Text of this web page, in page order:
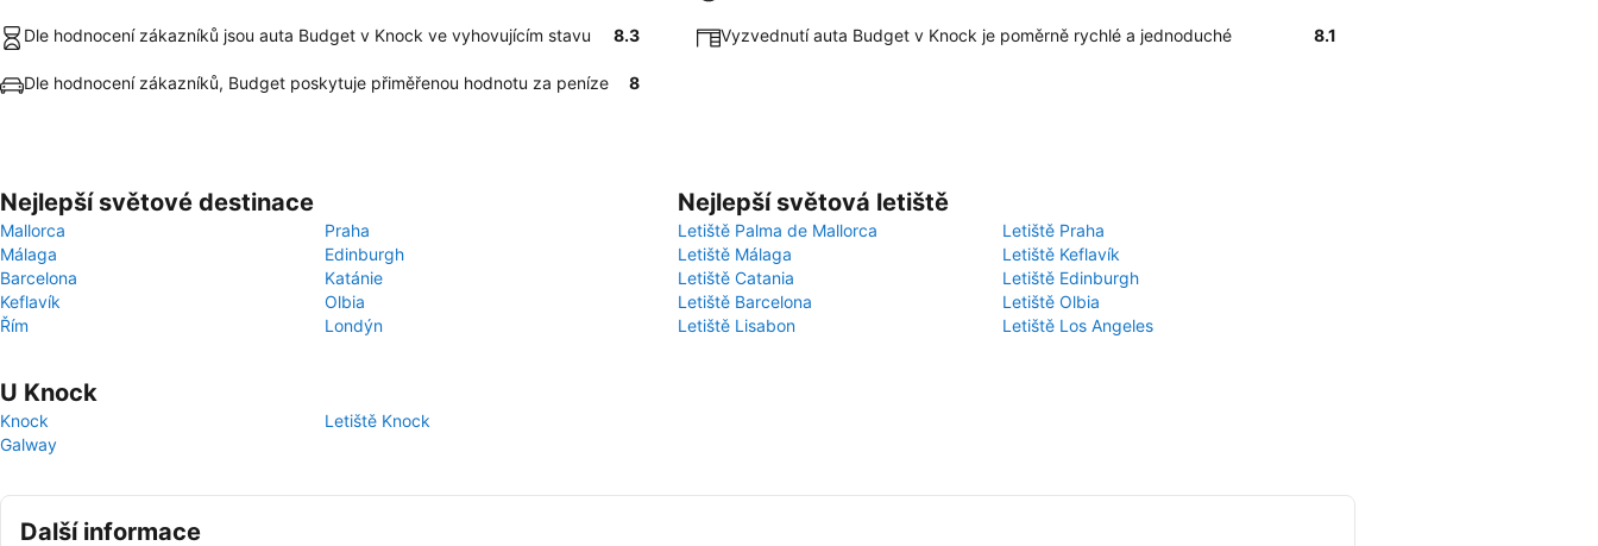
Dle hodnocení zákazníků jsou auta Budget v Knock ve vyhovujícím stavu 8.3 Vyzvednutí auta Budget v Knock je poměrně rychlé a jednoduché 8.1
Dle hodnocení zákazníků, Budget poskytuje přiměřenou hodnotu za peníze 8
Nejlepší světové destinace
Mallorca
Praha
Málaga
Edinburgh
Barcelona
Katánie
Keflavík
Olbia
Řím
Londýn
Nejlepší světová letiště
Letiště Palma de Mallorca
Letiště Praha
Letiště Málaga
Letiště Keflavík
Letiště Catania
Letiště Edinburgh
Letiště Barcelona
Letiště Olbia
Letiště Lisabon
Letiště Los Angeles
U Knock
Knock
Letiště Knock
Galway
Další informace